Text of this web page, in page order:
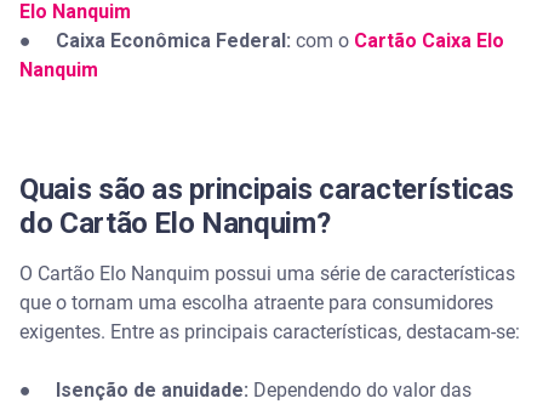
Elo Nanquim
● Caixa Econômica Federal: com o Cartão Caixa Elo
Nanquim
Quais são as principais características
do Cartão Elo Nanquim?
O Cartão Elo Nanquim possui uma série de características
que o tornam uma escolha atraente para consumidores
exigentes. Entre as principais características, destacam-se:
● Isenção de anuidade: Dependendo do valor das